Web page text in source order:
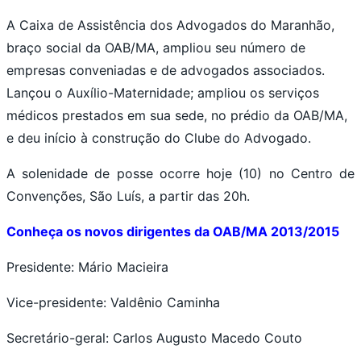
A Caixa de Assistência dos Advogados do Maranhão,
braço social da OAB/MA, ampliou seu número de
empresas conveniadas e de advogados associados.
Lançou o Auxílio-Maternidade; ampliou os serviços
médicos prestados em sua sede, no prédio da OAB/MA,
e deu início à construção do Clube do Advogado.
A solenidade de posse ocorre hoje (10) no Centro de
Convenções, São Luís, a partir das 20h.
Conheça os novos dirigentes da OAB/MA 2013/2015
Presidente: Mário Macieira
Vice-presidente: Valdênio Caminha
Secretário-geral: Carlos Augusto Macedo Couto